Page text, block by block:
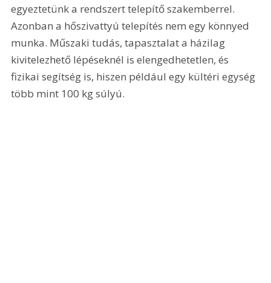
egyeztetünk a rendszert telepítő szakemberrel.
Azonban a hőszivattyú telepítés nem egy könnyed
munka. Műszaki tudás, tapasztalat a házilag
kivitelezhető lépéseknél is elengedhetetlen, és
fizikai segítség is, hiszen például egy kültéri egység
több mint 100 kg súlyú.